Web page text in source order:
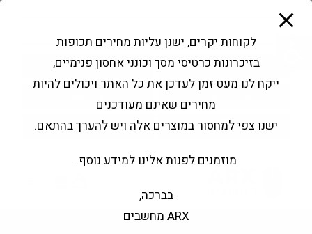
פתח סרגל נגישות
Products
search
החשבון שלי בקשה להצעה
לקוחות יקרים, ישנן עליות מחירים תכופות
בזיכרונות כרטיסי מסך וכונני אחסון פנימיים,
ייקח לנו מעט זמן לעדכן את כל האתר ויכולים להיות
מחירים שאינם מעודכנים
ישנו צפי למחסור במוצרים אלה ויש להערך בהתאם.
מוזמנים לפנות אלינו למידע נוסף.
בברכה,
ARX מחשבים